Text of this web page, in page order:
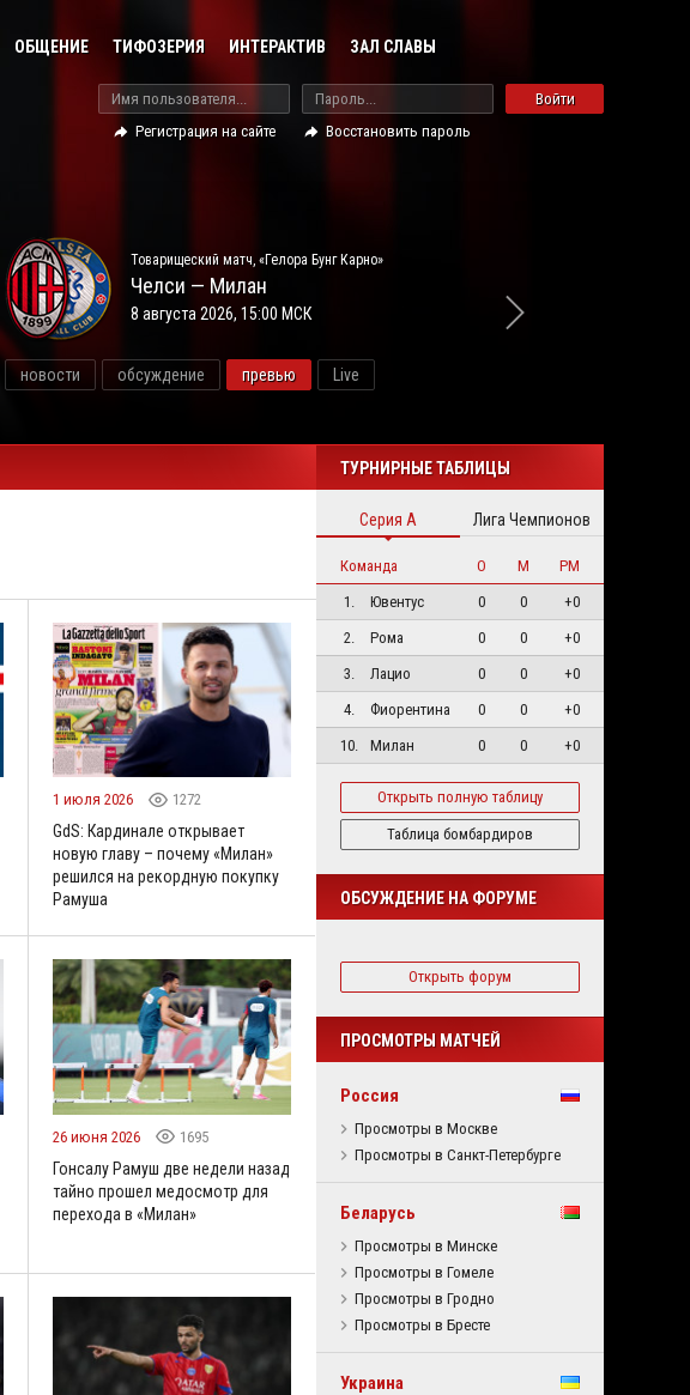
ОБЩЕНИЕ ТИФОЗЕРИЯ ИНТЕРАКТИВ ЗАЛ СЛАВЫ
Войти
Регистрация на сайте
Восстановить пароль
Товарищеский матч, «Гелора Бунг Карно»
Челси — Милан
8 августа 2026, 15:00 МСК
новости обсуждение превью Live
1 июля 2026 1272
GdS: Кардинале открывает
новую главу – почему «Милан»
решился на рекордную покупку
Рамуша
26 июня 2026 1695
Гонсалу Рамуш две недели назад
тайно прошел медосмотр для
перехода в «Милан»
ТУРНИРНЫЕ ТАБЛИЦЫ
Серия А Лига Чемпионов
Команда О М
РМ
1.
Ювентус 0 0
+0
2.
Рома 0 0
+0
3.
Лацио 0 0
+0
4.
Фиорентина 0 0
+0
10.
Милан 0 0 +0
Открыть полную таблицу
Таблица бомбардиров
ОБСУЖДЕНИЕ НА ФОРУМЕ
Открыть форум
ПРОСМОТРЫ МАТЧЕЙ
Россия
Просмотры в Москве
Просмотры в Санкт-Петербурге
Беларусь
Просмотры в Минске
Просмотры в Гомеле
Просмотры в Гродно
Просмотры в Бресте
Украина